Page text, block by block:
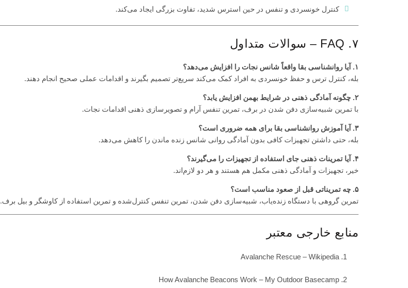
کنترل خونسردی و تنفس در حین استرس شدید، تفاوت بزرگی ایجاد می‌کند.
۷. FAQ – سوالات متداول
۱. آیا روانشناسی بقا واقعاً شانس نجات را افزایش می‌دهد؟
بله، کنترل ترس و حفظ خونسردی به افراد کمک می‌کند سریع‌تر تصمیم بگیرند و اقدامات عملی صحیح انجام دهند.
۲. چگونه آمادگی ذهنی در شرایط بهمن افزایش یابد؟
با تمرین شبیه‌سازی دفن شدن در برف، تمرین تنفس آرام و تصویرسازی ذهنی اقدامات نجات.
۳. آیا آموزش روانشناسی بقا برای همه ضروری است؟
بله، حتی داشتن تجهیزات کافی بدون آمادگی روانی شانس زنده ماندن را کاهش می‌دهد.
۴. آیا تمرینات ذهنی جای استفاده از تجهیزات را می‌گیرند؟
خیر، تجهیزات و آمادگی ذهنی مکمل هم هستند و هر دو لازم‌اند.
۵. چه تمریناتی قبل از صعود مناسب است؟
تمرین گروهی با دستگاه زنده‌یاب، شبیه‌سازی دفن شدن، تمرین تنفس کنترل‌شده و تمرین استفاده از کاوشگر و بیل برف.
منابع خارجی معتبر
Avalanche Rescue – Wikipedia
How Avalanche Beacons Work – My Outdoor Basecamp